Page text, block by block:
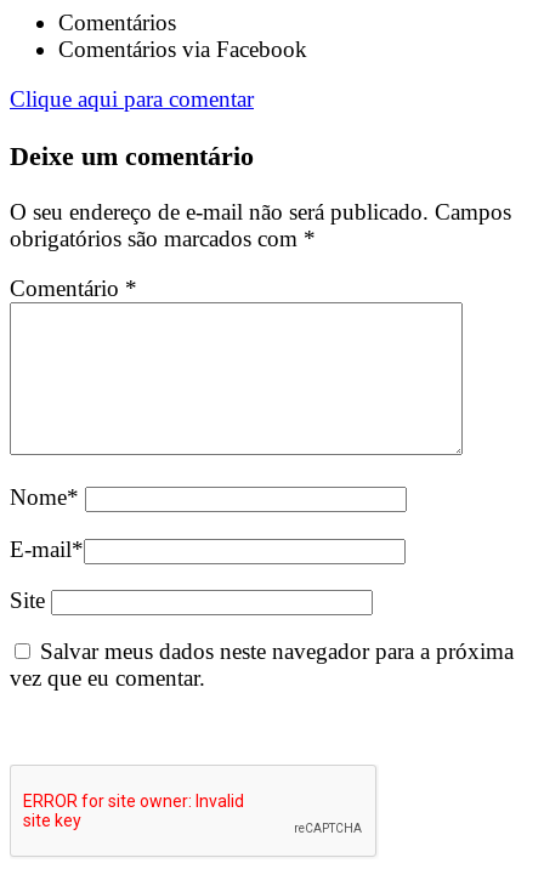
Comentários
Comentários via Facebook
Clique aqui para comentar
Deixe um comentário
O seu endereço de e-mail não será publicado. Campos
obrigatórios são marcados com *
Comentário *
Nome*
E-mail*
Site
Salvar meus dados neste navegador para a próxima
vez que eu comentar.